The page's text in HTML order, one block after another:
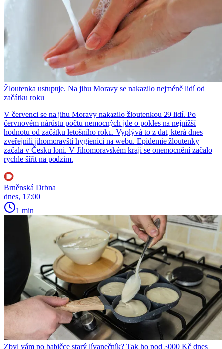
Žloutenka ustupuje. Na jihu Moravy se nakazilo nejméně lidí od
začátku roku
V červenci se na jihu Moravy nakazilo žloutenkou 29 lidí. Po
červnovém nárůstu počtu nemocných jde o pokles na nejnižší
hodnotu od začátku letošního roku. Vyplývá to z dat, která dnes
zveřejnili jihomoravští hygienici na webu. Epidemie žloutenky
začala v Česku loni. V Jihomoravském kraji se onemocnění začalo
rychle šířit na podzim.
Brněnská Drbna
dnes, 17:00
1 min
Zbyl vám po babičce starý lívanečník? Tak ho pod 3000 Kč dnes